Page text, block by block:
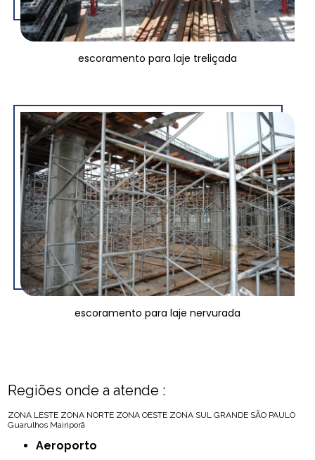
escoramento para laje treliçada
escoramento para laje nervurada
Regiões onde a atende :
ZONA LESTE ZONA NORTE ZONA OESTE ZONA SUL GRANDE SÃO PAULO
Guarulhos Mairiporã
Aeroporto